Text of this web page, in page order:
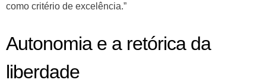
como critério de excelência.”
Autonomia e a retórica da
liberdade